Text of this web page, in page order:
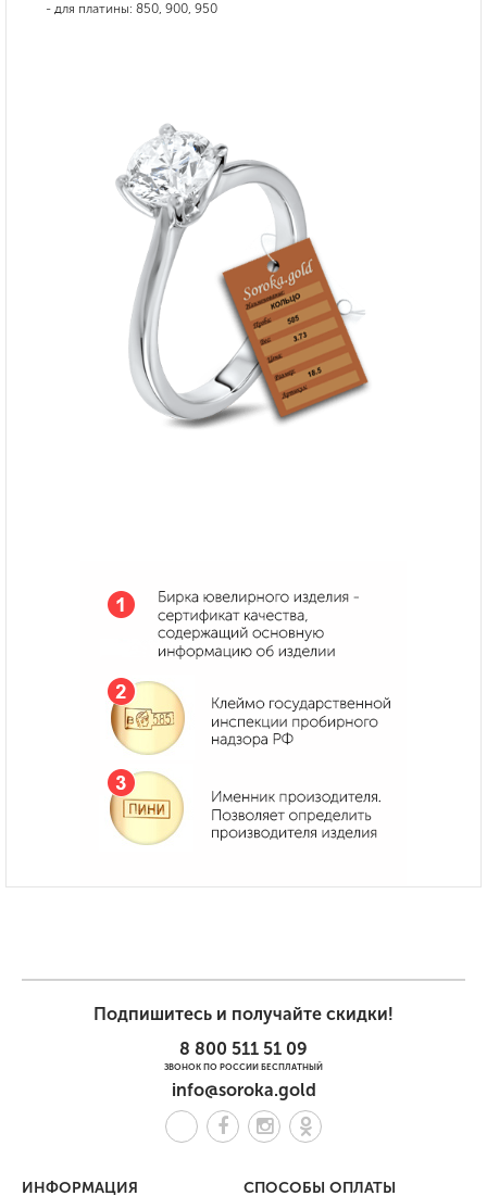
- для платины: 850, 900, 950
Подпишитесь и получайте скидки!
8 800 511 51 09
ЗВОНОК ПО РОССИИ БЕСПЛАТНЫЙ
info@soroka.gold
ИНФОРМАЦИЯ СПОСОБЫ ОПЛАТЫ